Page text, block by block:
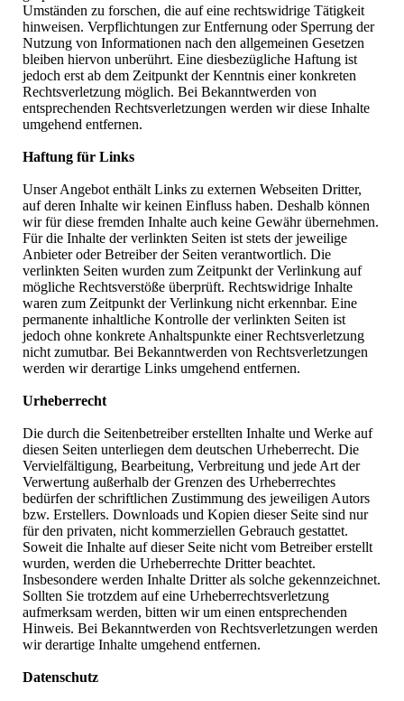
Umständen zu forschen, die auf eine rechtswidrige Tätigkeit
hinweisen. Verpflichtungen zur Entfernung oder Sperrung der
Nutzung von Informationen nach den allgemeinen Gesetzen
bleiben hiervon unberührt. Eine diesbezügliche Haftung ist
jedoch erst ab dem Zeitpunkt der Kenntnis einer konkreten
Rechtsverletzung möglich. Bei Bekanntwerden von
entsprechenden Rechtsverletzungen werden wir diese Inhalte
umgehend entfernen.
Haftung für Links
Unser Angebot enthält Links zu externen Webseiten Dritter,
auf deren Inhalte wir keinen Einfluss haben. Deshalb können
wir für diese fremden Inhalte auch keine Gewähr übernehmen.
Für die Inhalte der verlinkten Seiten ist stets der jeweilige
Anbieter oder Betreiber der Seiten verantwortlich. Die
verlinkten Seiten wurden zum Zeitpunkt der Verlinkung auf
mögliche Rechtsverstöße überprüft. Rechtswidrige Inhalte
waren zum Zeitpunkt der Verlinkung nicht erkennbar. Eine
permanente inhaltliche Kontrolle der verlinkten Seiten ist
jedoch ohne konkrete Anhaltspunkte einer Rechtsverletzung
nicht zumutbar. Bei Bekanntwerden von Rechtsverletzungen
werden wir derartige Links umgehend entfernen.
Urheberrecht
Die durch die Seitenbetreiber erstellten Inhalte und Werke auf
diesen Seiten unterliegen dem deutschen Urheberrecht. Die
Vervielfältigung, Bearbeitung, Verbreitung und jede Art der
Verwertung außerhalb der Grenzen des Urheberrechtes
bedürfen der schriftlichen Zustimmung des jeweiligen Autors
bzw. Erstellers. Downloads und Kopien dieser Seite sind nur
für den privaten, nicht kommerziellen Gebrauch gestattet.
Soweit die Inhalte auf dieser Seite nicht vom Betreiber erstellt
wurden, werden die Urheberrechte Dritter beachtet.
Insbesondere werden Inhalte Dritter als solche gekennzeichnet.
Sollten Sie trotzdem auf eine Urheberrechtsverletzung
aufmerksam werden, bitten wir um einen entsprechenden
Hinweis. Bei Bekanntwerden von Rechtsverletzungen werden
wir derartige Inhalte umgehend entfernen.
Datenschutz